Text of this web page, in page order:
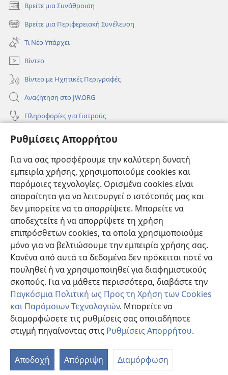
Ρυθμίσεις Απορρήτου
Για να σας προσφέρουμε την καλύτερη δυνατή
εμπειρία χρήσης, χρησιμοποιούμε cookies και
παρόμοιες τεχνολογίες. Ορισμένα cookies είναι
απαραίτητα για να λειτουργεί ο ιστότοπός μας και
δεν μπορείτε να τα απορρίψετε. Μπορείτε να
αποδεχτείτε ή να απορρίψετε τη χρήση
επιπρόσθετων cookies, τα οποία χρησιμοποιούμε
μόνο για να βελτιώσουμε την εμπειρία χρήσης σας.
Κανένα από αυτά τα δεδομένα δεν πρόκειται ποτέ να
πουληθεί ή να χρησιμοποιηθεί για διαφημιστικούς
σκοπούς. Για να μάθετε περισσότερα, διαβάστε την
Παγκόσμια Πολιτική ως Προς τη Χρήση των Cookies
και Παρόμοιων Τεχνολογιών. Μπορείτε να
διαμορφώσετε τις ρυθμίσεις σας οποιαδήποτε
στιγμή πηγαίνοντας στις Ρυθμίσεις Απορρήτου.
Αποδοχή Απόρριψη Διαμόρφωση
Βρείτε μια Συνάθροιση
(ανοίγει
νέο
παράθυρο)
Βρείτε μια Περιφερειακή Συνέλευση
(ανοίγει
νέο
παράθυρο)
Τι Νέο Υπάρχει
Βίντεο
Βίντεο με Ηχητικές Περιγραφές
Αναζήτηση στο JW.ORG
Πληροφορίες για Γιατρούς
Πληροφορίες για Επίσημους Φορείς και ΜΜΕ
Συνεισφορές
(ανοίγει
παράθυρο)ΔΙΑΔΙΚΤΥΑΚΗ ΒΙΒΛΙΟΘΗΚΗ της Σκοπιάς™
(ανοίγει
νέο
παράθυρο)
JW Hub
(ανοίγει
νέο
παράθυρο)JW Library®
Βιβλιοθήκη της Σκοπιάς
Copyright © 2026 Watch Tower Bible and Tract Society of Pennsylvania.
ΟΡΟΙ ΧΡΗΣΗΣ |ΠΟΛΙΤΙΚΗ ΑΠΟΡΡΗΤΟΥ |ΡΥΘΜΙΣΕΙΣ ΑΠΟΡΡΗΤΟΥ